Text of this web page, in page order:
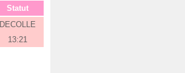
Statut
DECOLLE
13:21